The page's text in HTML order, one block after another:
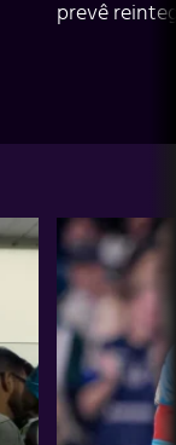
prevê